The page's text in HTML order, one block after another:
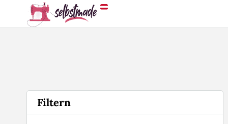
Filtern